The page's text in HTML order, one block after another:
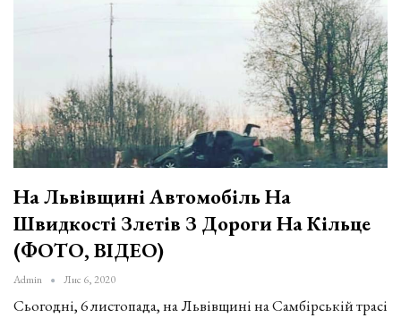
На Львівщині Автомобіль На
Швидкості Злетів З Дороги На Кільце
(ФОТО, ВІДЕО)
Admin Лис 6, 2020
Сьогодні, 6 листопада, на Львівщині на Самбірській трасі